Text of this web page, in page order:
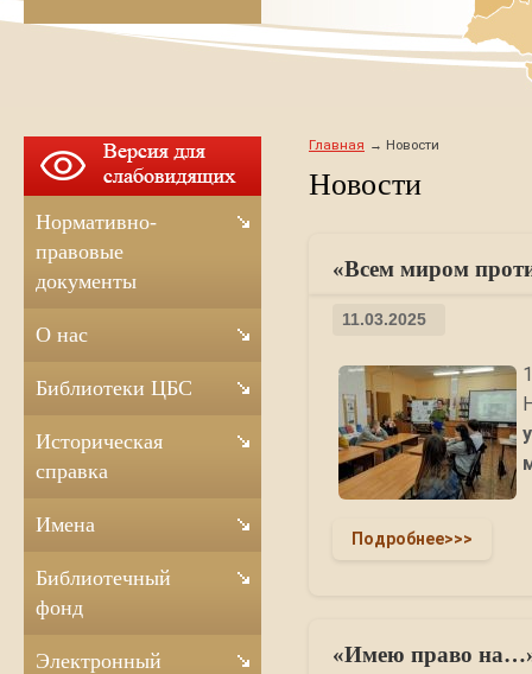
Главная Новости
Новости
«Всем миром
11.03.2025
Подробнее>>>
«Имею право
Нормативно-
правовые
документы
О нас
Библиотеки ЦБС
Историческая
справка
Имена
Библиотечный
фонд
Электронный